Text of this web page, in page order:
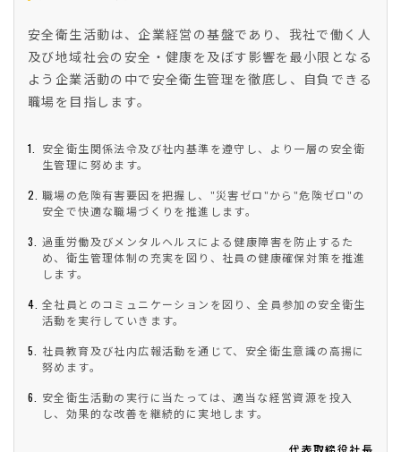
安全衛生活動は、企業経営の基盤であり、我社で働く人
及び地域社会の安全・健康を及ぼす影響を最小限となる
よう企業活動の中で安全衛生管理を徹底し、自負できる
職場を目指します。
安全衛生関係法令及び社内基準を遵守し、より一層の安全衛
生管理に努めます。
職場の危険有害要因を把握し、"災害ゼロ"から"危険ゼロ"の
安全で快適な職場づくりを推進します。
過重労働及びメンタルヘルスによる健康障害を防止するた
め、衛生管理体制の充実を図り、社員の健康確保対策を推進
します。
全社員とのコミュニケーションを図り、全員参加の安全衛生
活動を実行していきます。
社員教育及び社内広報活動を通じて、安全衛生意識の高揚に
努めます。
安全衛生活動の実行に当たっては、適当な経営資源を投入
し、効果的な改善を継続的に実地します。